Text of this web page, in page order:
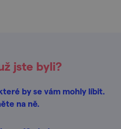
jste byli?
by se vám mohly líbit.
na ně.